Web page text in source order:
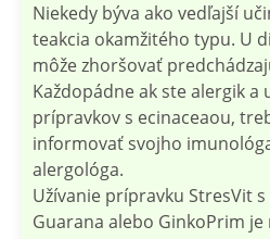
Niekedy býva ako vedľajší
teakcia okamžitého typu. U
môže zhoršovať
Každopádne ak ste alergik a
prípravkov s ecinaceaou,
informovať svojho
alergológa.
Užívanie prípravku StresVit
Guarana alebo GinkoPrim je